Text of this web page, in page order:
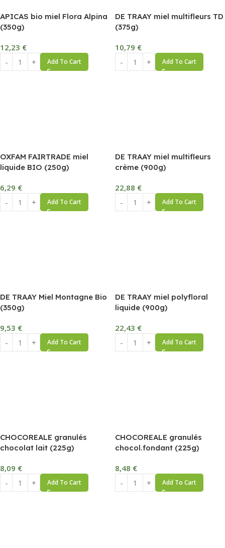
APICAS bio miel Flora Alpina
(350g)
12,23 €
Add To Cart
DE TRAAY miel multifleurs TD
(375g)
10,79 €
Add To Cart
OXFAM FAIRTRADE miel
liquide BIO (250g)
6,29 €
Add To Cart
DE TRAAY miel multifleurs
crème (900g)
22,88 €
Add To Cart
DE TRAAY Miel Montagne Bio
(350g)
9,53 €
Add To Cart
DE TRAAY miel polyfloral
liquide (900g)
22,43 €
Add To Cart
CHOCOREALE granulés
chocolat lait (225g)
8,09 €
Add To Cart
CHOCOREALE granulés
chocol.fondant (225g)
8,48 €
Add To Cart